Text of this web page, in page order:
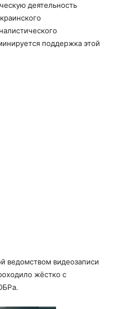
деятельность
поддержка этой
ведомством видеозаписи
жёстко с